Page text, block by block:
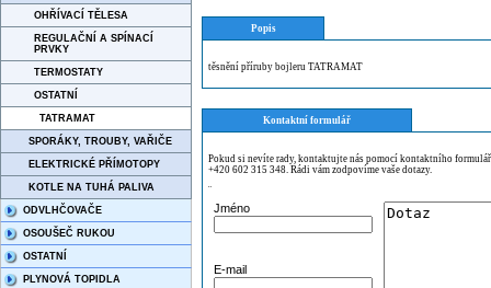
OHŘÍVACÍ TĚLESA
REGULAČNÍ A SPÍNACÍ
PRVKY
TERMOSTATY
OSTATNÍ
TATRAMAT
SPORÁKY, TROUBY, VAŘIČE
ELEKTRICKÉ PŘÍMOTOPY
KOTLE NA TUHÁ PALIVA
ODVLHČOVAČE
OSOUŠEČ RUKOU
OSTATNÍ
PLYNOVÁ TOPIDLA
Popis
těsnění příruby bojleru TATRAMAT
Kontaktní formulář
Pokud si nevíte rady, kontaktujte nás pomocí kontaktního
+420 602 315 348. Rádi vám zodpovíme vaše dotazy.
¨
Jméno
E-mail